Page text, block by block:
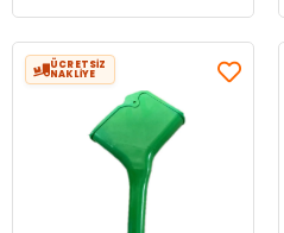
ÜCRETSİZ
NAKLİYE